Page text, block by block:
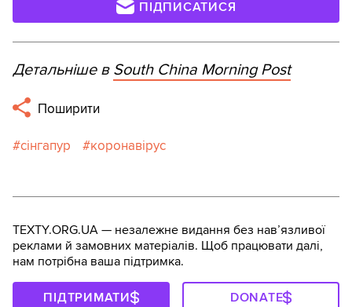
ПІДПИСАТИСЯ
Детальніше в South China Morning Post
Поширити
сінгапур коронавірус
TEXTY.ORG.UA — незалежне видання без навʼязливої
реклами й замовних матеріалів. Щоб працювати далі,
нам потрібна ваша підтримка.
ПІДТРИМАТИ DONATE